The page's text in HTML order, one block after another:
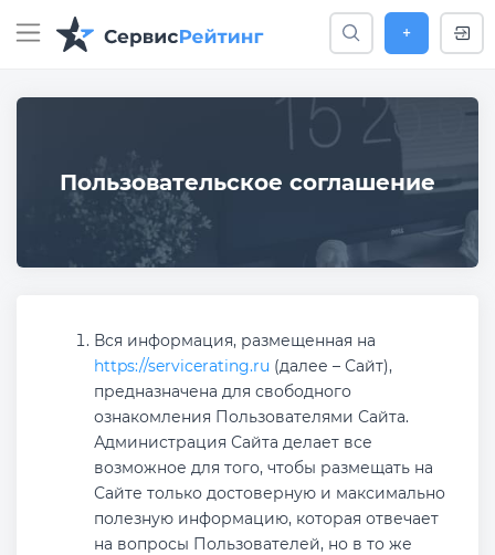
+
Пользовательское соглашение
Вся информация, размещенная на
https://servicerating.ru (далее – Сайт),
предназначена для свободного
ознакомления Пользователями Сайта.
Администрация Сайта делает все
возможное для того, чтобы размещать на
Сайте только достоверную и максимально
полезную информацию, которая отвечает
на вопросы Пользователей, но в то же